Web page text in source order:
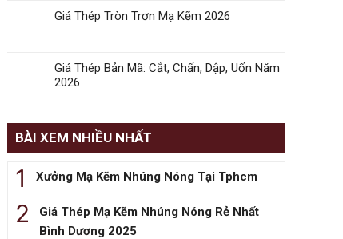
Giá Thép Tròn Trơn Mạ Kẽm 2026
Giá Thép Bản Mã: Cắt, Chấn, Dập, Uốn Năm
2026
BÀI XEM NHIỀU NHẤT
Xưởng Mạ Kẽm Nhúng Nóng Tại Tphcm
Giá Thép Mạ Kẽm Nhúng Nóng Rẻ Nhất
Bình Dương 2025